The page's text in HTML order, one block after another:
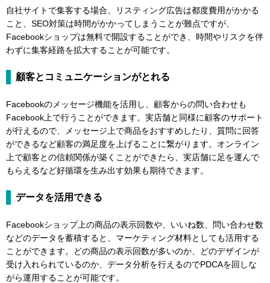
自社サイトで集客する場合、リスティング広告は都度費用がかかる
こと、SEO対策は時間がかかってしまうことが難点ですが、
Facebookショップは無料で開設することができ、時間やリスクを伴
わずに集客経路を拡大することが可能です。
顧客とコミュニケーションがとれる
Facebookのメッセージ機能を活用し、顧客からの問い合わせも
Facebook上で行うことができます。実店舗と同様に顧客のサポート
が行えるので、メッセージ上で商品をおすすめしたり、質問に回答
ができるなど顧客の満足度を上げることに繋がります。オンライン
上で顧客との信頼関係が築くことができたら、実店舗に足を運んで
もらえるなど好循環を生み出す効果も期待できます。
データを活用できる
Facebookショップ上の商品の表示回数や、いいね数、問い合わせ数
などのデータを蓄積すると、マーケティング材料としても活用する
ことができます。どの商品の表示回数が多いのか、どのデザインが
受け入れられているのか、データ分析を行えるのでPDCAを回しな
がら運用することが可能です。